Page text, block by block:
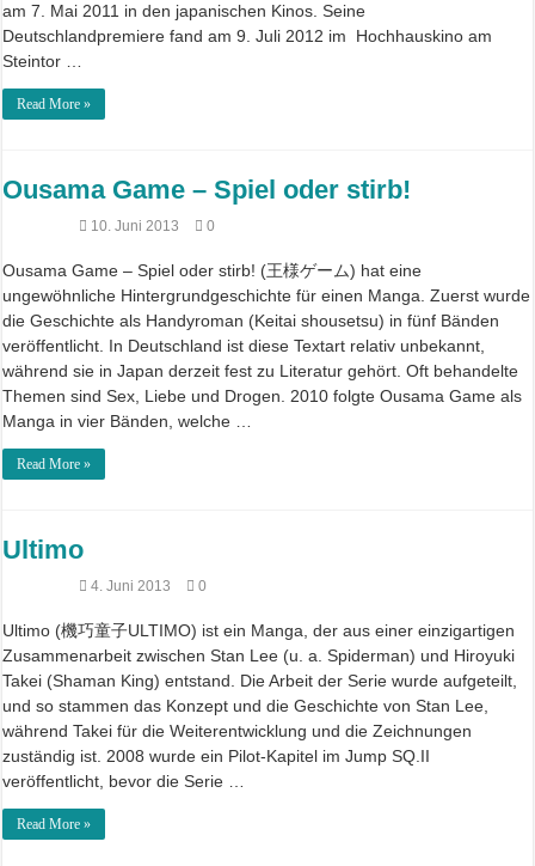
am 7. Mai 2011 in den japanischen Kinos. Seine
Deutschlandpremiere fand am 9. Juli 2012 im Hochhauskino am
Steintor …
Read More »
Ousama Game – Spiel oder stirb!
10. Juni 2013 0
Ousama Game – Spiel oder stirb! (王様ゲーム) hat eine
ungewöhnliche Hintergrundgeschichte für einen Manga. Zuerst wurde
die Geschichte als Handyroman (Keitai shousetsu) in fünf Bänden
veröffentlicht. In Deutschland ist diese Textart relativ unbekannt,
während sie in Japan derzeit fest zu Literatur gehört. Oft behandelte
Themen sind Sex, Liebe und Drogen. 2010 folgte Ousama Game als
Manga in vier Bänden, welche …
Read More »
Ultimo
4. Juni 2013 0
Ultimo (機巧童子ULTIMO) ist ein Manga, der aus einer einzigartigen
Zusammenarbeit zwischen Stan Lee (u. a. Spiderman) und Hiroyuki
Takei (Shaman King) entstand. Die Arbeit der Serie wurde aufgeteilt,
und so stammen das Konzept und die Geschichte von Stan Lee,
während Takei für die Weiterentwicklung und die Zeichnungen
zuständig ist. 2008 wurde ein Pilot-Kapitel im Jump SQ.II
veröffentlicht, bevor die Serie …
Read More »